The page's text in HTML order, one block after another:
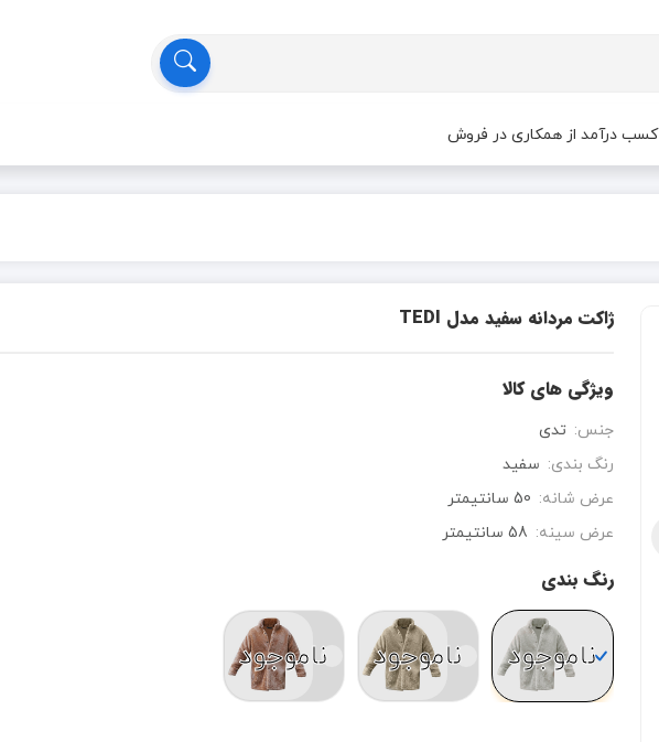
کسب درآمد از همکاری در فروش
ژاکت مردانه سفید مدل TEDI
ویژگی های کالا
جنس: تدی
رنگ بندی: سفید
عرض شانه: 50 سانتیمتر
عرض سینه: 58 سانتیمتر
رنگ بندی
ناموجود ناموجود ناموجود